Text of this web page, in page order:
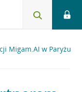
Migam.AI w Paryżu